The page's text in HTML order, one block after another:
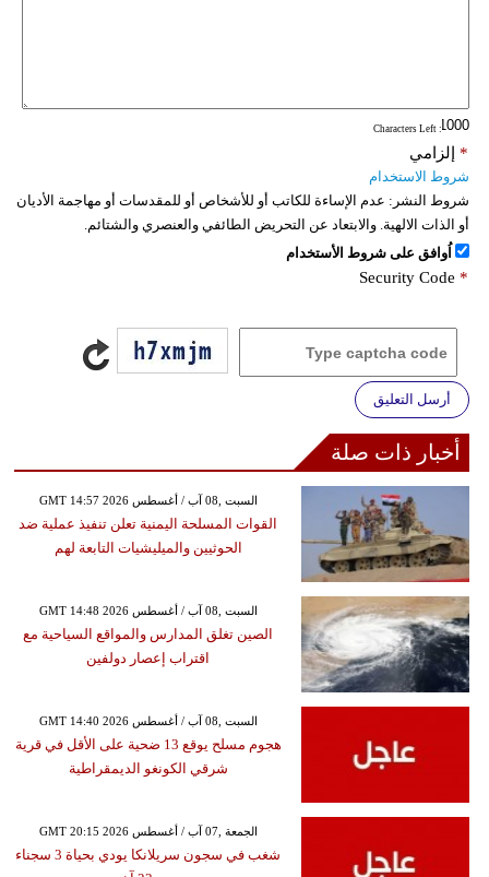
: Characters Left
إلزامي *
شروط الاستخدام
شروط النشر: عدم الإساءة للكاتب أو للأشخاص أو للمقدسات أو مهاجمة الأديان
أو الذات الالهية. والابتعاد عن التحريض الطائفي والعنصري والشتائم.
اُوافق على شروط الأستخدام
Security Code *
أرسل التعليق
أخبار ذات صلة
GMT 14:57 2026 السبت ,08 آب / أغسطس
القوات المسلحة اليمنية تعلن تنفيذ عملية ضد
الحوثيين والميليشيات التابعة لهم
GMT 14:48 2026 السبت ,08 آب / أغسطس
الصين تغلق المدارس والمواقع السياحية مع
اقتراب إعصار دولفين
GMT 14:40 2026 السبت ,08 آب / أغسطس
هجوم مسلح يوقع 13 ضحية على الأقل في قرية
شرقي الكونغو الديمقراطية
GMT 20:15 2026 الجمعة ,07 آب / أغسطس
شغب في سجون سريلانكا يودي بحياة 3 سجناء